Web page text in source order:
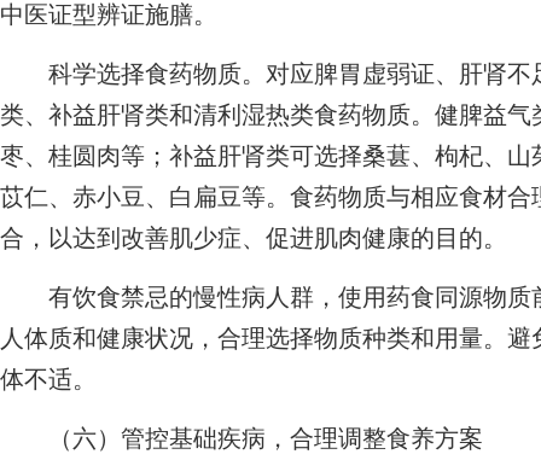
中医证型辨证施膳。
科学选择食药物质。对应脾胃虚弱证、肝肾不
类、补益肝肾类和清利湿热类食药物质。健脾益
枣、桂圆肉等；补益肝肾类可选择桑葚、枸杞、
苡仁、赤小豆、白扁豆等。食药物质与相应食材
合，以达到改善肌少症、促进肌肉健康的目的。
有饮食禁忌的慢性病人群，使用药食同源物质
人体质和健康状况，合理选择物质种类和用量。
体不适。
（六）管控基础疾病，合理调整食养方案